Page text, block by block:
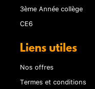
3ème Année collège
CE6
Liens utiles
Nos offres
Termes et conditions